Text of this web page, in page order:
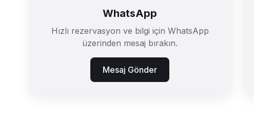
WhatsApp
Hızlı rezervasyon ve bilgi için WhatsApp
üzerinden mesaj bırakın.
Mesaj Gönder